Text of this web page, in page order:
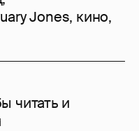
Jones, кино,
читать и